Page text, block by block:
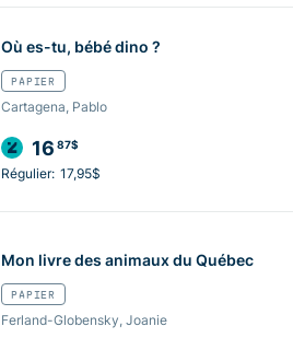
Où es-tu, bébé dino ?
PAPIER
Cartagena, Pablo
16 87$
Régulier: 17,95$
Mon livre des animaux du Québec
PAPIER
Ferland-Globensky, Joanie